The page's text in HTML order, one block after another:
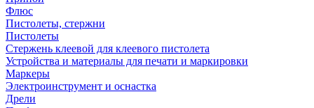
Флюс
Пистолеты, стержни
Пистолеты
Стержень клеевой для клеевого пистолета
Устройства и материалы для печати и маркировки
Маркеры
Электроинструмент и оснастка
Дрели